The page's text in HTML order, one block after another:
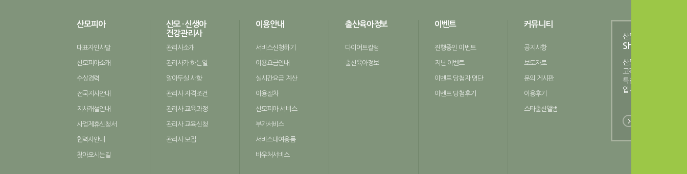
산모피아
대표자인사말
산모피아소개
수상경력
전국지사안내
지사개설안내
사업제휴신청서
협력사안내
찾아오시는길
산모 · 신생아
건강관리사
관리사소개
관리사가 하는일
알아두실 사항
관리사 자격조건
관리사 교육과정
관리사 교육신청
관리사 모집
이용안내
서비스신청하기
이용요금안내
실시간요금 계산
이용절차
산모피아 서비스
부가서비스
서비스대여용품
바우처서비스
출산육아정보
다이어트칼럼
출산육아정보
이벤트
진행중인 이벤트
지난 이벤트
이벤트 당첨자 명단
이벤트 당첨후기
커뮤니티
공지사항
보도자료
문의 게시판
이용후기
스타출산앨범
산모피아
Shopping Mall
산모피아
고객님만을 위한
특별한 쇼핑공간
입니다.